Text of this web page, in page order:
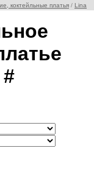
коктейльные платья / Lina